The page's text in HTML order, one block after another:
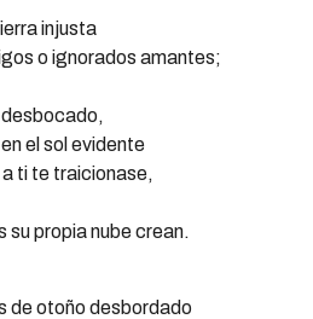
injusta
o ignorados amantes;
desbocado,
el sol evidente
ti te traicionase,
propia nube crean.
de otoño desbordado